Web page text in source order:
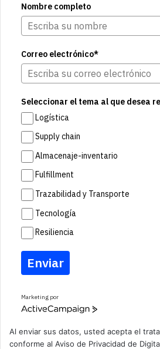
Nombre completo
Correo electrónico*
Seleccionar el tema al que desea
Logística
Supply chain
Almacenaje-inventario
Fulfillment
Trazabilidad y Transporte
Tecnología
Resiliencia
Enviar
Marketing por
A
v
Al enviar sus datos, usted acepta el
conforme al Aviso de Privacidad de